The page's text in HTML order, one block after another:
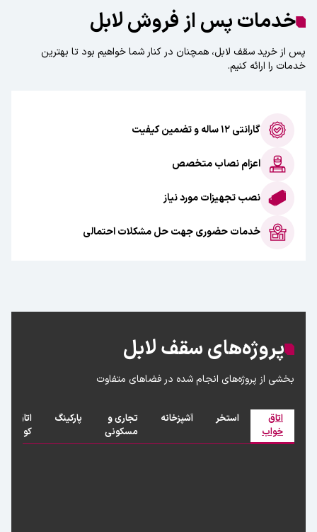
خدمات پس از فروش لابل
پس از خرید سقف لابل، همچنان در کنار شما خواهیم بود تا بهترین
خدمات را ارائه کنیم.
گارانتی ۱۲ ساله و تضمین کیفیت
اعزام نصاب متخصص
نصب تجهیزات مورد نیاز
خدمات حضوری جهت حل مشکلات احتمالی
پروژه‌های سقف لابل
بخشی از پروژه‌های انجام شده در فضاهای متفاوت
اتاق
خواب
استخر آشپزخانه
تجاری و
مسکونی
پارکینگ
اتاق
کودک